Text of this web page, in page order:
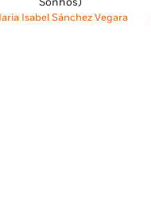
era:
13,95 €.12,56 €.
Isabel Sánchez Vegara